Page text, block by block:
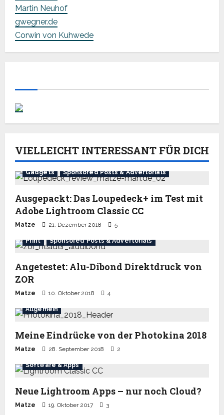
Martin Neuhof
gwegner.de
Corwin von Kuhwede
VIELLEICHT INTERESSANT FÜR DICH
Gadgets Sponsored Posts & Advertorials
Ausgepackt: Das Loupedeck+ im Test mit
Adobe Lightroom Classic CC
Matze 21. Dezember 2018 5
Print Sponsored Posts & Advertorials
Angetestet: Alu-Dibond Direktdruck von
ZOR
Matze 10. Oktober 2018 4
Allgemein
Meine Eindrücke von der Photokina 2018
Matze 28. September 2018 2
Software & Apps
Neue Lightroom Apps – nur noch Cloud?
Matze 19. Oktober 2017 3